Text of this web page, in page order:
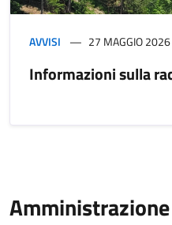
AVVISI 27 MAGGIO 2026
Informazioni sulla